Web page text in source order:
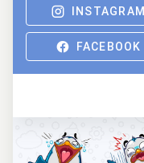
INSTAGRAM
FACEBOOK